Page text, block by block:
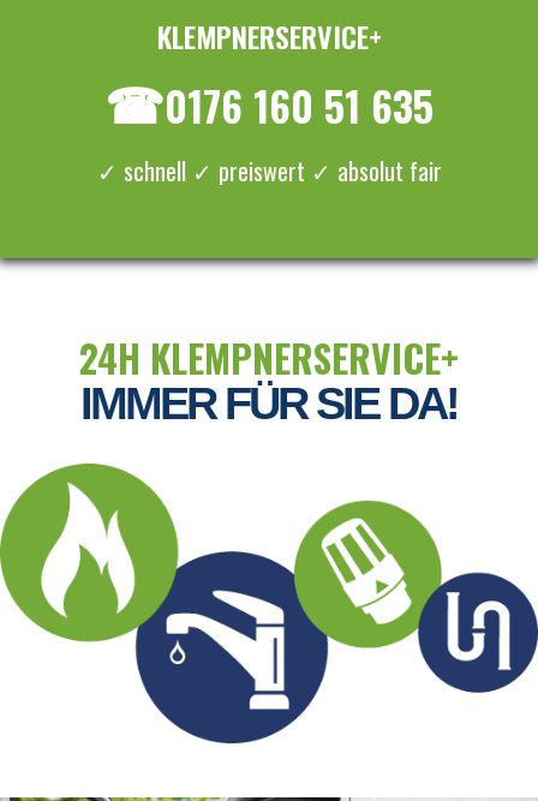
KLEMPNERSERVICE+
☎0176 160 51 635
✓ schnell ✓ preiswert ✓ absolut fair
24H KLEMPNERSERVICE+
IMMER FÜR SIE DA!